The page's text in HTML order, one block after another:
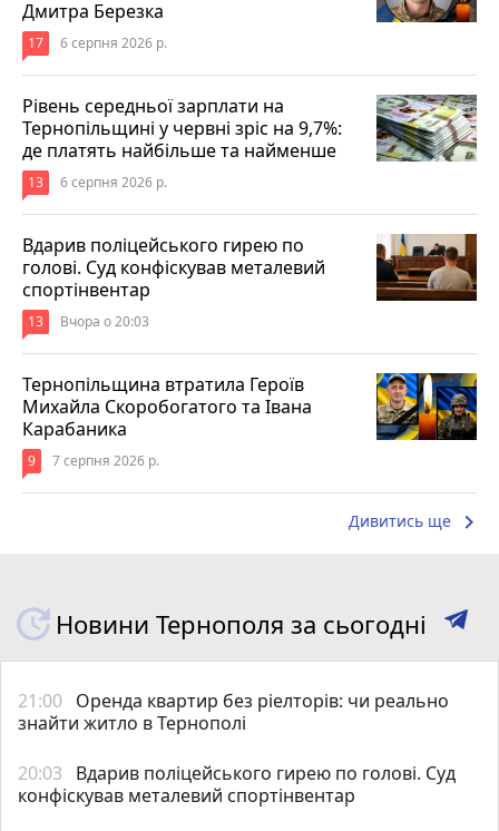
Дмитра Березка
17 6 серпня 2026 р.
Рівень середньої зарплати на
Тернопільщині у червні зріс на 9,7%:
де платять найбільше та найменше
13 6 серпня 2026 р.
Вдарив поліцейського гирею по
голові. Суд конфіскував металевий
спортінвентар
13 Вчора о 20:03
Тернопільщина втратила Героїв
Михайла Скоробогатого та Івана
Карабаника
9 7 серпня 2026 р.
Дивитись ще keyboard_arrow_right
Новини Тернополя за сьогодні
21:00 Оренда квартир без ріелторів: чи реально
знайти житло в Тернополі
20:03
Вдарив поліцейського гирею по голові. Суд
конфіскував металевий спортінвентар